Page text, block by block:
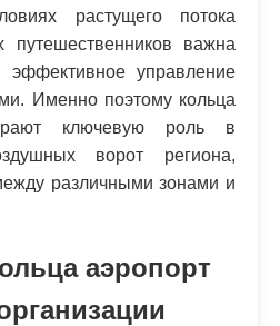
растущего потока
путешественников важна
эффективное управление
Именно поэтому кольца
ключевую роль в
ворот региона,
различными зонами и
аэропорт